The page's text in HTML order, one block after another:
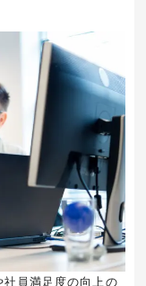
社員満足度の向上の